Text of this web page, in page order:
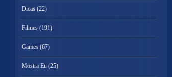
Dicas (22)
Filmes (191)
Games (67)
Mostra Eu (25)